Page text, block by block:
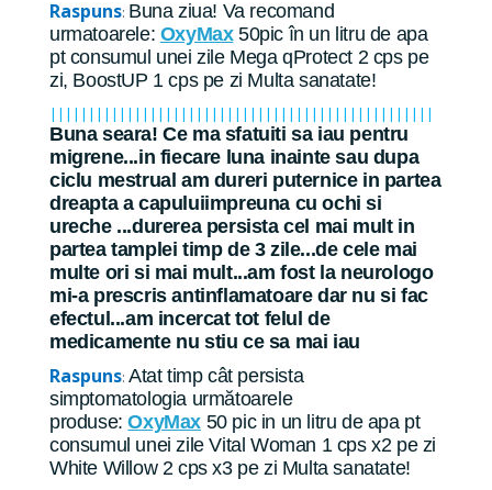
Raspuns: Buna ziua! Va recomand
urmatoarele: OxyMax50pic în un litru de apa
pt consumul unei zile Mega qProtect 2 cps pe
zi, BoostUP 1 cps pe zi Multa sanatate!
||||||||||||||||||||||||||||||||||||||||||||||||||
Buna seara! Ce ma sfatuiti sa iau pentru
migrene...in fiecare luna inainte sau dupa
ciclu mestrual am dureri puternice in partea
dreapta a capuluiimpreuna cu ochi si
ureche ...durerea persista cel mai mult in
partea tamplei timp de 3 zile...de cele mai
multe ori si mai mult...am fost la neurologo
mi-a prescris antinflamatoare dar nu si fac
efectul...am incercat tot felul de
medicamente nu stiu ce sa mai iau
Raspuns: Atat timp cât persista
simptomatologia următoarele
produse:OxyMax 50 pic in un litru de apa pt
consumul unei zile Vital Woman 1 cps x2 pe zi
White Willow 2 cps x3 pe zi Multa sanatate!